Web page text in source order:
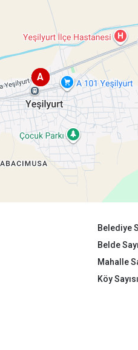
A
A
Belediye
Belde
Mahalle
Köy Sayısı